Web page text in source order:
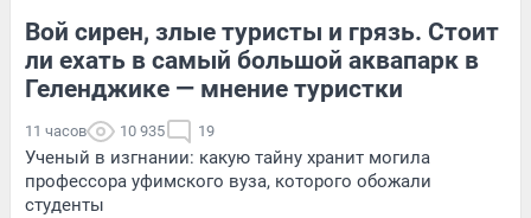
Вой сирен, злые туристы и грязь. Стоит
ли ехать в самый большой аквапарк в
Геленджике — мнение туристки
11 часов 10 935 19
Ученый в изгнании: какую тайну хранит могила
профессора уфимского вуза, которого обожали
студенты